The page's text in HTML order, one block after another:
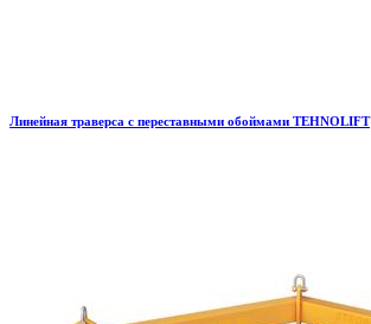
Линейная траверса с переставными обоймами TEHNOLIFT